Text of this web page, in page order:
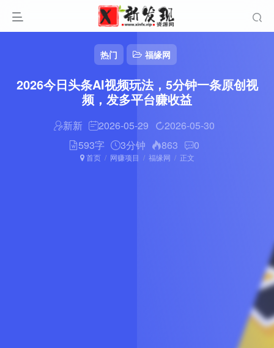
热门 福缘网
2026今日头条AI视频玩法，5分钟一条原创视
频，发多平台赚收益
新新 2026-05-29
2026-05-30
593字
3分钟 863 0
首页 网赚项目 福缘网 正文